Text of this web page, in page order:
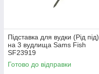
Підставка для вудки (Рід під)
на 3 вудлища Sams Fish
SF23919
Готово до відправки